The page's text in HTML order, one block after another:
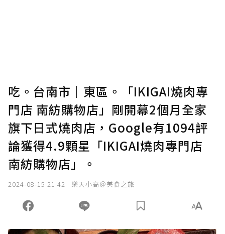
吃。台南市｜東區。「IKIGAI燒肉專
門店 南紡購物店」剛開幕2個月全家
旗下日式燒肉店，Google有1094評
論獲得4.9顆星「IKIGAI燒肉專門店
南紡購物店」。
2024-08-15 21:42 樂天小高＠美食之旅